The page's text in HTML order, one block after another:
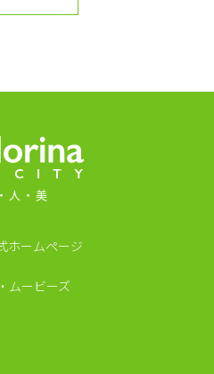
ホームページ
ムービーズ